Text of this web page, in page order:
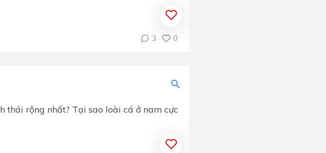
3 0
thái rộng nhất? Tại sao loài cá ở nam cực